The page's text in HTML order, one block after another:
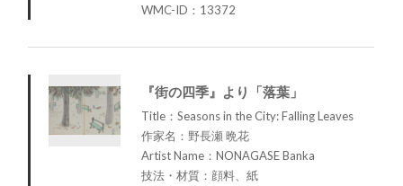
WMC-ID：13372
『街の四季』より「落葉」
Title：Seasons in the City: Falling Leaves
作家名：野長瀬 晩花
Artist Name：NONAGASE Banka
技法・材質：顔料、紙